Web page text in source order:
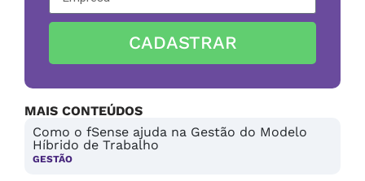
CADASTRAR
MAIS CONTEÚDOS
Como o fSense ajuda na Gestão do Modelo
Híbrido de Trabalho
GESTÃO